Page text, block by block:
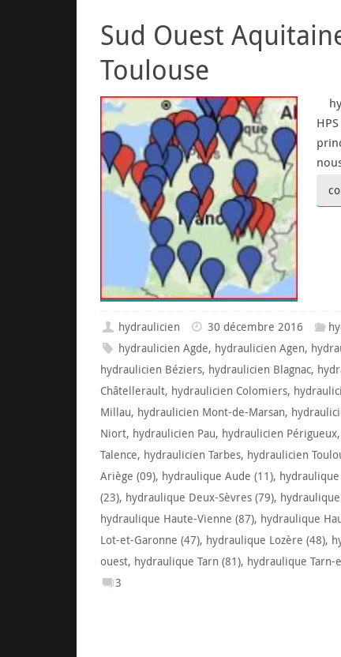
Sud Ouest
Toulouse
hydraulicien 30 décembre 2016
hydraulicien Agde, hydraulicien Agen,
hydraulicien Béziers, hydraulicien Blagnac,
Châtellerault, hydraulicien Colomiers,
Millau, hydraulicien Mont-de-Marsan,
Niort, hydraulicien Pau, hydraulicien Périgueux,
Talence, hydraulicien Tarbes, hydraulicien
Ariège (09), hydraulique Aude (11),
(23), hydraulique Deux-Sèvres (79),
hydraulique Haute-Vienne (87), hydraulique
Lot-et-Garonne (47), hydraulique Lozère (48),
ouest, hydraulique Tarn (81), hydraulique Tarn-
3